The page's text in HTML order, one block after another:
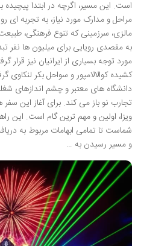
است. این مسیر، اگرچه در ابتدا پیچیده
مراحل و مدارک مورد نیاز، به تجربه
مالزی، سرزمینی که تنوع فرهنگی،
به مقصدی رویایی برای میلیون ها نفر
مورد توجه بسیاری از ایرانیان نیز
کشیده کوالالامپور و سواحل بکر
دانشگاه های معتبر و چشم اندازهای
تجارب نو باز می کند. برای آغاز این سفر
ویزا، اولین و مهم ترین گام است. این
شماست تا تمامی ابهامات مربوط به
و مسیر رسیدن به …